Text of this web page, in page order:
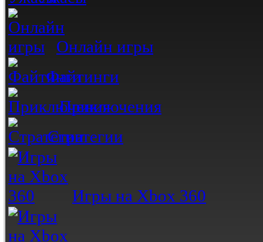
Онлайн игры
Файтинги
Приключения
Стратегии
Игры на Xbox 360